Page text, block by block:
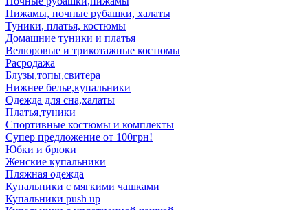
Пижамы, ночные рубашки, халаты
Туники, платья, костюмы
Домашние туники и платья
Велюровые и трикотажные костюмы
Расродажа
Блузы,топы,свитера
Нижнее белье,купальники
Одежда для сна,халаты
Платья,туники
Спортивные костюмы и комплекты
Супер предложение от 100грн!
Юбки и брюки
Женские купальники
Пляжная одежда
Купальники с мягкими чашками
Купальники push up